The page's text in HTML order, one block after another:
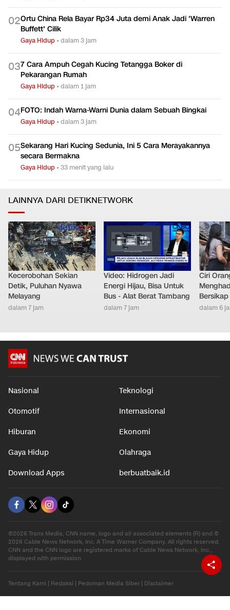
02Ortu China Rela Bayar Rp34 Juta demi Anak Jadi 'Warren
Buffett' Cilik
Gaya Hidup •dalam 3 jam
037 Cara Ampuh Cegah Kucing Tetangga Boker di
Pekarangan Rumah
Gaya Hidup •dalam 1 jam
04FOTO: Indah Warna-Warni Dunia dalam Sebuah Bingkai
Gaya Hidup •dalam 3 jam
05Sekarang Hari Kucing Sedunia, Ini 5 Cara Merayakannya
secara Bermakna
Gaya Hidup •33 menit yang lalu
LAINNYA DARI DETIKNETWORK
Kecerobohan Sekian
Detik, Puluhan Nyawa
Melayang
dalam 7 jam
Video: Hidrogen Jadi
Energi Hijau, Bisa Untuk
Bus - Alat Berat Tambang
dalam 7 jam
Ciri
dalam 6
Nasional Teknologi
Otomotif Internasional
Hiburan Ekonomi
Gaya Hidup Olahraga
Download Apps berbuatbaik.id
©2026 Trans Media, CNN name, logo and all associated elements (R) and ©
2026 Cable News Network, Inc. A Time Warner Company. All rights reserved.
CNN and the CNN logo are registered marks of Cable News Network, Inc.,
displayed with permission.
Tentang Kami Redaksi Pedoman Media Siber Disclaimer